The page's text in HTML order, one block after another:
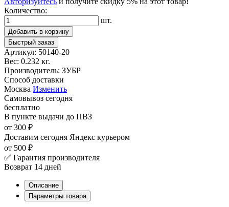
Количество:
шт.
Добавить в корзину
Быстрый заказ
Артикул: 50140-20
Вес: 0.232 кг.
Производитель: ЗУБР
Способ доставки
Москва Изменить
Самовывоз сегодня
бесплатно
В пункте выдачи до ПВЗ
от 300 ₽
Доставим сегодня Яндекс курьером
от 500 ₽
✅ Гарантия производителя
Возврат 14 дней
Описание
Параметры товара